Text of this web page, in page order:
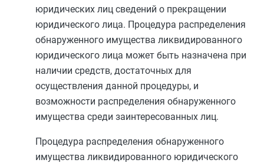
юридических лиц сведений о прекращении
юридического лица. Процедура распределения
обнаруженного имущества ликвидированного
юридического лица может быть назначена при
наличии средств, достаточных для
осуществления данной процедуры, и
возможности распределения обнаруженного
имущества среди заинтересованных лиц.
Процедура распределения обнаруженного
имущества ликвидированного юридического